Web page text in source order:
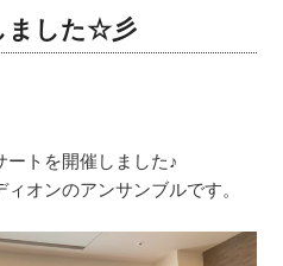
ました☆彡
ートを開催しました♪
オンのアンサンブルです。